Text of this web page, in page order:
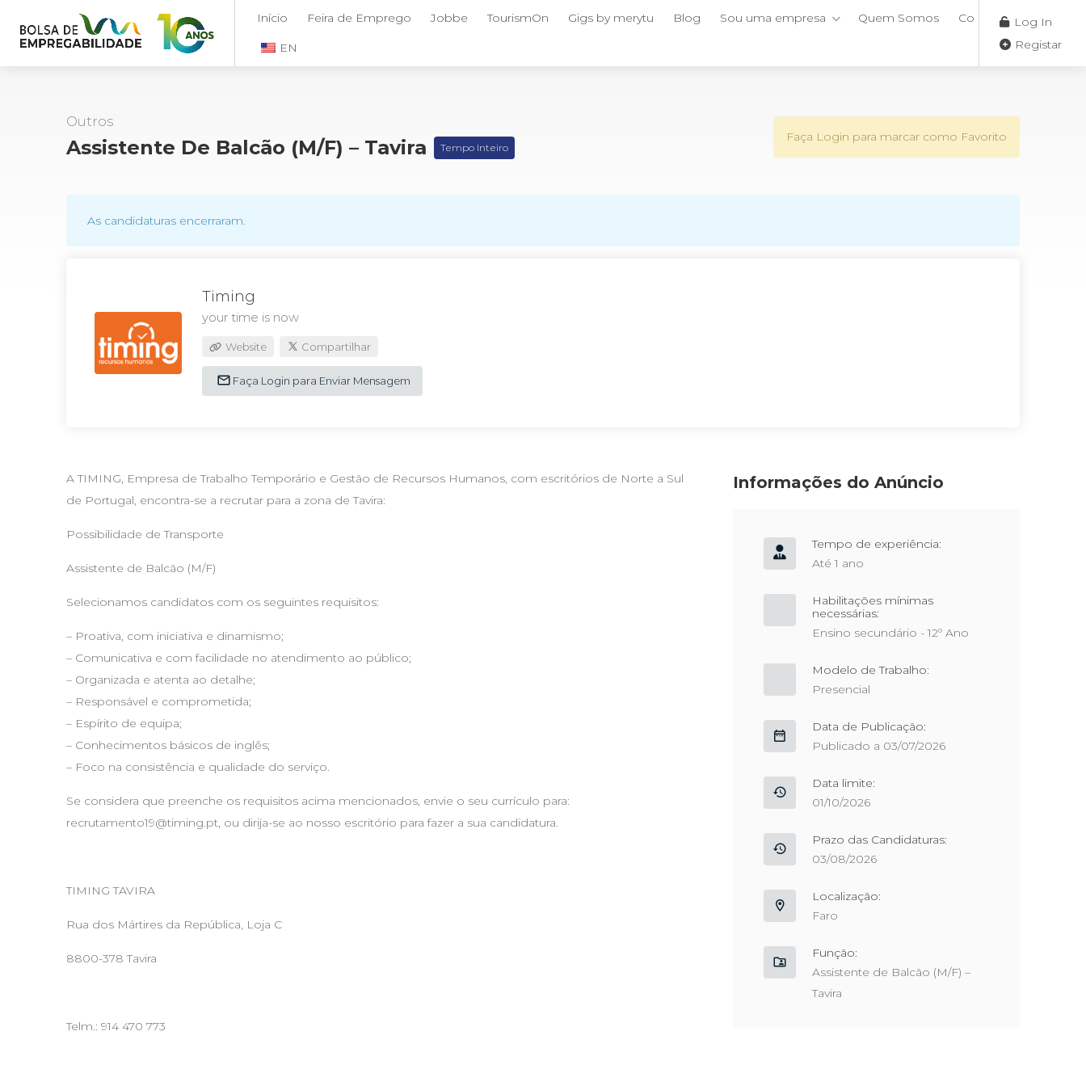
Início Feira de Emprego Jobbe TourismOn Gigs by merytu Blog Sou uma empresa Quem Somos Contactos
EN
Log In
Registar
Outros
Assistente De Balcão (M/F) – Tavira Tempo Inteiro
Faça Login para marcar como Favorito
As candidaturas encerraram.
Timing
your time is now
Website Compartilhar
Faça Login para Enviar Mensagem
A TIMING, Empresa de Trabalho Temporário e Gestão de Recursos Humanos, com escritórios de Norte a Sul
de Portugal, encontra-se a recrutar para a zona de Tavira:
Possibilidade de Transporte
Assistente de Balcão (M/F)
Selecionamos candidatos com os seguintes requisitos:
– Proativa, com iniciativa e dinamismo;
– Comunicativa e com facilidade no atendimento ao público;
– Organizada e atenta ao detalhe;
– Responsável e comprometida;
– Espírito de equipa;
– Conhecimentos básicos de inglês;
– Foco na consistência e qualidade do serviço.
Se considera que preenche os requisitos acima mencionados, envie o seu currículo para:
recrutamento19@timing.pt, ou dirija-se ao nosso escritório para fazer a sua candidatura.
TIMING TAVIRA
Rua dos Mártires da República, Loja C
8800-378 Tavira
Telm.: 914 470 773
Informações do Anúncio
Tempo de experiência:
Até 1 ano
Habilitações mínimas
necessárias:
Ensino secundário - 12º Ano
Modelo de Trabalho:
Presencial
Data de Publicação:
Publicado a 03/07/2026
Data limite:
01/10/2026
Prazo das Candidaturas:
03/08/2026
Localização:
Faro
Função:
Assistente de Balcão (M/F) –
Tavira